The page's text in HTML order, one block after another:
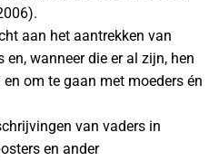
aan het aantrekken van
wanneer die er al zijn, hen
om te gaan met moeders én
van vaders in
en ander